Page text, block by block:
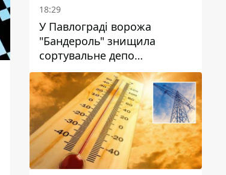
18:29
У Павлограді ворожа
"Бандероль" знищила
сортувальне депо
"Укрпошти" та вбила двох
працівниць